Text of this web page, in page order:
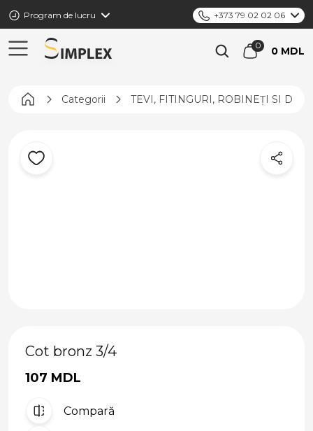
Program de lucru +373 79 02 02 06
0 MDL
Pagina principală
Categorii TEVI, FITINGURI, ROBINEȚI SI
Cot bronz 3/4
107 MDL
Compară